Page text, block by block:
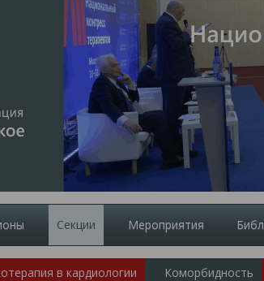
Секции Мероприятия
в кардиологии Коморбидность